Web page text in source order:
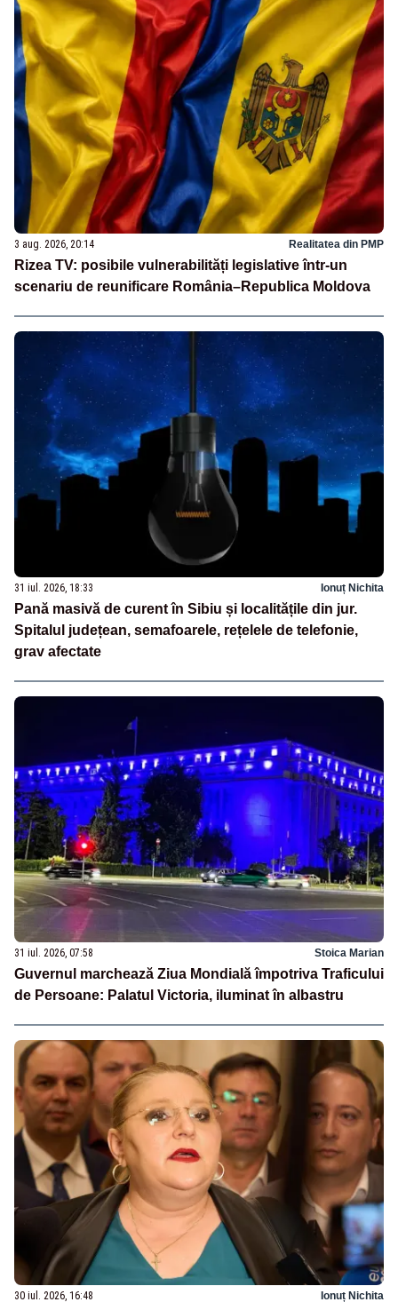
3 aug. 2026, 20:14 Realitatea din PMP
Rizea TV: posibile vulnerabilități legislative într-un
scenariu de reunificare România–Republica Moldova
31 iul. 2026, 18:33 Ionuț Nichita
Pană masivă de curent în Sibiu și localitățile din jur.
Spitalul județean, semafoarele, rețelele de telefonie,
grav afectate
31 iul. 2026, 07:58 Stoica Marian
Guvernul marchează Ziua Mondială împotriva Traficului
de Persoane: Palatul Victoria, iluminat în albastru
30 iul. 2026, 16:48 Ionuț Nichita